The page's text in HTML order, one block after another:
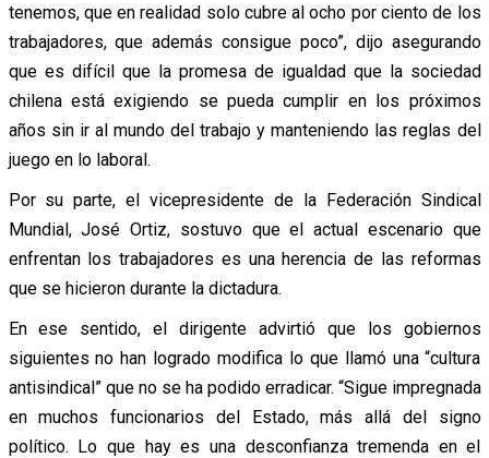
tenemos, que en realidad solo cubre al ocho por ciento de los
trabajadores, que además consigue poco”, dijo asegurando
que es difícil que la promesa de igualdad que la sociedad
chilena está exigiendo se pueda cumplir en los próximos
años sin ir al mundo del trabajo y manteniendo las reglas del
juego en lo laboral.
Por su parte, el vicepresidente de la Federación Sindical
Mundial, José Ortiz, sostuvo que el actual escenario que
enfrentan los trabajadores es una herencia de las reformas
que se hicieron durante la dictadura.
En ese sentido, el dirigente advirtió que los gobiernos
siguientes no han logrado modifica lo que llamó una “cultura
antisindical” que no se ha podido erradicar. “Sigue impregnada
en muchos funcionarios del Estado, más allá del signo
político. Lo que hay es una desconfianza tremenda en el